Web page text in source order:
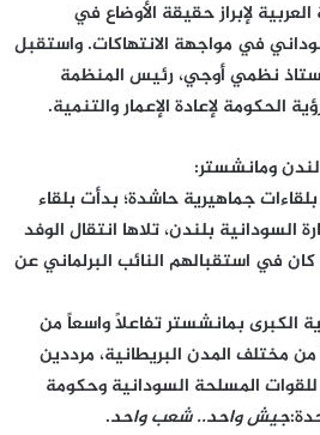
لإبراز حقيقة الأوضاع في
في مواجهة الانتهاكات. واستقبل
نظمي أوجي، رئيس المنظمة
الحكومة لإعادة الإعمار والتنمية.
ومانشستر:
جماهيرية حاشدة؛ بدأت بلقاء
السودانية بلندن، تلاها انتقال الوفد
في استقبالهم النائب البرلماني عن
الكبرى بمانشستر تفاعلاً واسعاً من
من مختلف المدن البريطانية، مرددين
للقوات المسلحة السودانية وحكومة
جيش واحد.. شعب واحد.